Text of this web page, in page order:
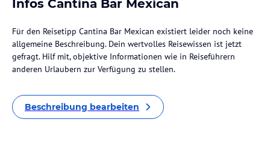
Infos Cantina Bar Mexican
Für den Reisetipp Cantina Bar Mexican existiert leider noch keine
allgemeine Beschreibung. Dein wertvolles Reisewissen ist jetzt
gefragt. Hilf mit, objektive Informationen wie in Reiseführern
anderen Urlaubern zur Verfügung zu stellen.
Beschreibung bearbeiten